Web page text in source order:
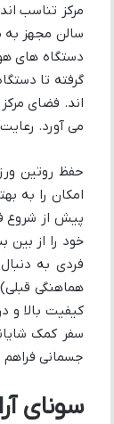
مرکز تناسب
سالن مجهز به
دستگاه های
گرفته تا
اند. فضای
می آورد.
حفظ روتین
امکان را به
پیش از شروع
خود را از بین
فردی به
هماهنگی
کیفیت بالا و
سفر کمک
جسمانی فراهم
سونای